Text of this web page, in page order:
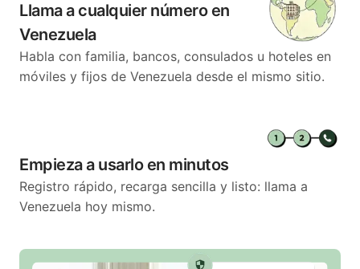
Llama a cualquier número en
Venezuela
Habla con familia, bancos, consulados u hoteles en
móviles y fijos de Venezuela desde el mismo sitio.
Empieza a usarlo en minutos
Registro rápido, recarga sencilla y listo: llama a
Venezuela hoy mismo.